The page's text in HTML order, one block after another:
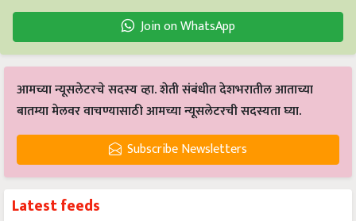
Join on WhatsApp
आमच्या न्यूसलेटरचे सदस्य व्हा. शेती संबंधीत देशभरातील आताच्या
बातम्या मेलवर वाचण्यासाठी आमच्या न्यूसलेटरची सदस्यता घ्या.
Subscribe Newsletters
Latest feeds